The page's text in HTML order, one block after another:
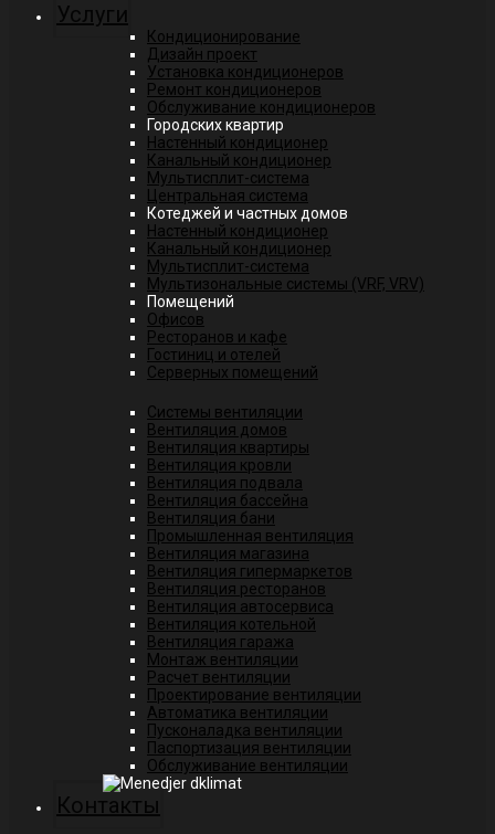
Услуги
Кондиционирование
Дизайн проект
Установка кондиционеров
Ремонт кондиционеров
Обслуживание кондиционеров
Городских квартир
Настенный кондиционер
Канальный кондиционер
Мультисплит-система
Центральная система
Котеджей и частных домов
Настенный кондиционер
Канальный кондиционер
Мультисплит-система
Мультизональные системы (VRF, VRV)
Помещений
Офисов
Ресторанов и кафе
Гостиниц и отелей
Серверных помещений
Системы вентиляции
Вентиляция домов
Вентиляция квартиры
Вентиляция кровли
Вентиляция подвала
Вентиляция бассейна
Вентиляция бани
Промышленная вентиляция
Вентиляция магазина
Вентиляция гипермаркетов
Вентиляция ресторанов
Вентиляция автосервиса
Вентиляция котельной
Вентиляция гаража
Монтаж вентиляции
Расчет вентиляции
Проектирование вентиляции
Автоматика вентиляции
Пусконаладка вентиляции
Паспортизация вентиляции
Обслуживание вентиляции
Контакты